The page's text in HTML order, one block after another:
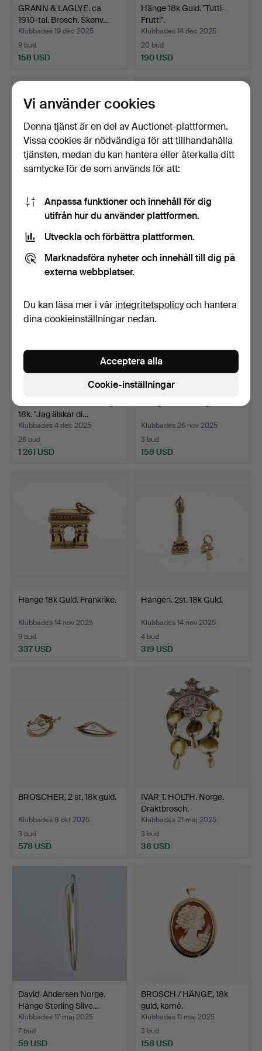
GRANN & LAGLYE. ca
1910-tal. Brosch. Skønv…
Klubbades 19 dec 2025
9 bud
158 USD
Hänge 18k Guld. "Tutti-
Frutti".
Klubbades 14 dec 2025
20 bud
190 USD
HÄNGE, "Bohuslän", 18 k
guld, 1,25 gram.
7 bud
95 USD
NORGE. Antik Sølje
Bunads-brosch. Stor.
17 bud
306 USD
18k. "Jag älskar di…
Klubbades 4 dec 2025
26 bud
1 261 USD
Klubbades 26 nov 2025
3 bud
158 USD
Hänge 18k Guld. Frankrike.
Klubbades 14 nov 2025
9 bud
337 USD
Hängen. 2st. 18k Guld.
Klubbades 14 nov 2025
4 bud
319 USD
BROSCHER, 2 st, 18k guld.
Klubbades 8 okt 2025
3 bud
578 USD
IVAR T. HOLTH. Norge.
Dräktbrosch.
Klubbades 21 maj 2025
3 bud
38 USD
David-Andersen Norge.
Hänge Sterling Silve…
Klubbades 17 maj 2025
7 bud
59 USD
BROSCH / HÄNGE, 18k
guld, kamé.
Klubbades 11 maj 2025
3 bud
158 USD
Vi använder cookies
Denna tjänst är en del av Auctionet-plattformen.
Vissa cookies är nödvändiga för att tillhandahålla
tjänsten, medan du kan hantera eller återkalla ditt
samtycke för de som används för att:
Anpassa funktioner och innehåll för dig
utifrån hur du använder plattformen.
Utveckla och förbättra plattformen.
Marknadsföra nyheter och innehåll till dig på
externa webbplatser.
Du kan läsa mer i vår integritetspolicyoch hantera
dina cookieinställningar nedan.
Cookie-inställningar
Acceptera alla